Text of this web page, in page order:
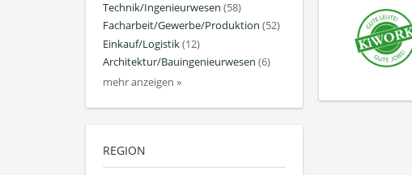
Technik/Ingenieurwesen (58)
Facharbeit/Gewerbe/Produktion (52)
Einkauf/Logistik(12)
Architektur/Bauingenieurwesen (6)
mehr anzeigen »
REGION